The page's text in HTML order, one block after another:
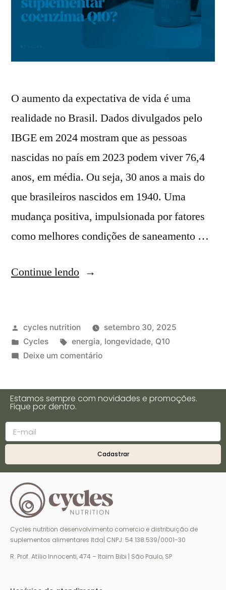
O aumento da expectativa de vida é uma
realidade no Brasil. Dados divulgados pelo
IBGE em 2024 mostram que as pessoas
nascidas no país em 2023 podem viver 76,4
anos, em média. Ou seja, 30 anos a mais do
que brasileiros nascidos em 1940. Uma
mudança positiva, impulsionada por fatores
como melhores condições de saneamento …
Continue lendo
cycles nutrition
setembro 30, 2025
Cycles
energia, longevidade, Q10
Deixe um comentário
Estamos sempre com novidades e promoções.
Fique por dentro.
Cadastrar
Cycles nutrition desenvolvimento comercio e distribuição de
suplementos alimentares ltda| CNPJ: 54.138.539/0001-30
R. Prof. Atílio Innocenti, 474 – Itaim Bibi | São Paulo, SP